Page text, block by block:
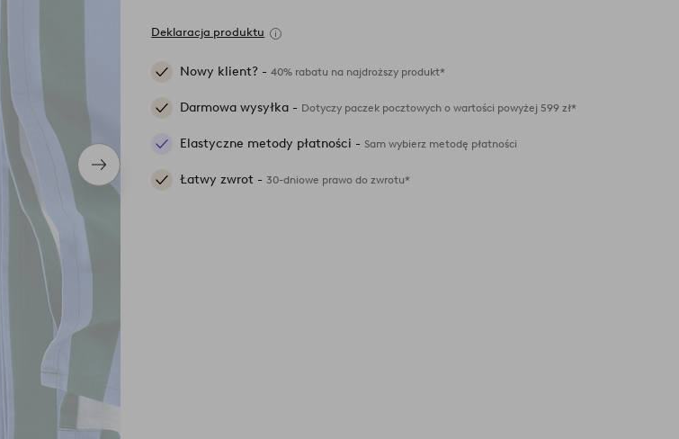
Następny
produkt
Deklaracja produktu
Nowy klient? -40% rabatu na najdroższy produkt*
Darmowa wysyłka - Dotyczy paczek pocztowych o wartości powyżej 599 zł*
Elastyczne metody płatności -Sam wybierz metodę płatności
Łatwy zwrot -30-dniowe prawo do zwrotu*